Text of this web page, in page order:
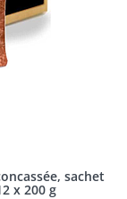
sachet
x 200 g